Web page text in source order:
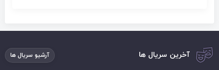
آخرین سریال ها آرشیو سریال ها